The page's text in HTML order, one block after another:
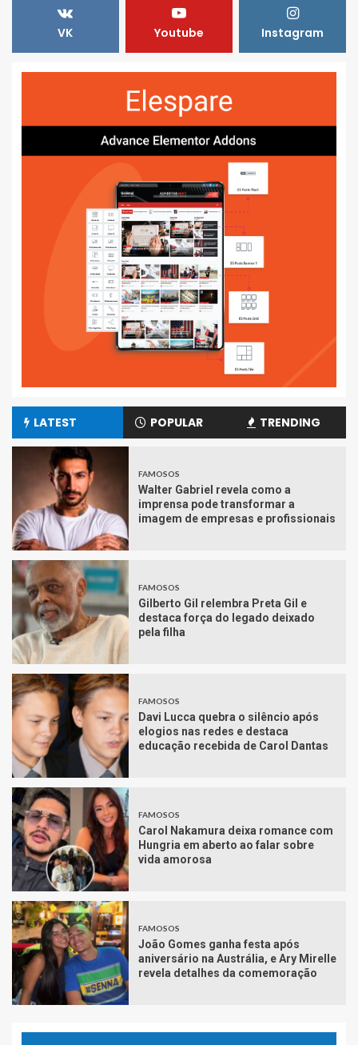
VK Youtube Instagram
LATEST POPULAR TRENDING
FAMOSOS
Walter Gabriel revela como a
imprensa pode transformar a
imagem de empresas e profissionais
FAMOSOS
Gilberto Gil relembra Preta Gil e
destaca força do legado deixado
pela filha
FAMOSOS
Davi Lucca quebra o silêncio após
elogios nas redes e destaca
educação recebida de Carol Dantas
FAMOSOS
Carol Nakamura deixa romance com
Hungria em aberto ao falar sobre
vida amorosa
FAMOSOS
João Gomes ganha festa após
aniversário na Austrália, e Ary Mirelle
revela detalhes da comemoração